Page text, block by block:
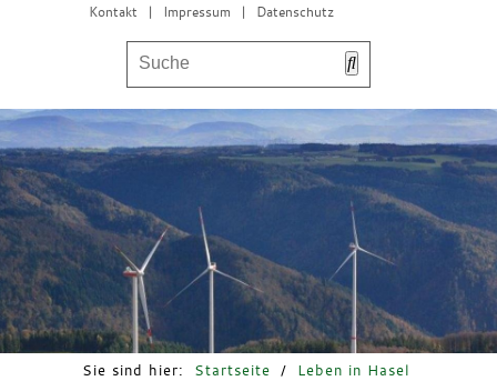
Kontakt | Impressum | Datenschutz
Bürgerservice & Gemeinderat
Leben in Hasel
Freizeit & Tourismus
Sie sind hier: Startseite /
Leben in Hasel